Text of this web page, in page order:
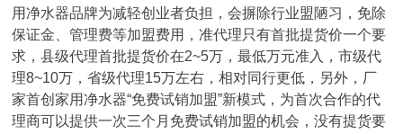
用净水器品牌为减轻创业者负担，会摒除行业盟陋习，免除
保证金、管理费等加盟费用，准代理只有首批提货价一个要
求，县级代理首批提货价在2~5万，最低万元准入，市级代
理8~10万，省级代理15万左右，相对同行更低，另外，厂
家首创家用净水器“免费试销加盟”新模式，为首次合作的代
理商可以提供一次三个月免费试销加盟的机会，没有提货要